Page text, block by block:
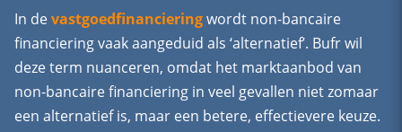
In devastgoedfinancieringwordt non-bancaire
financiering vaak aangeduid als ‘alternatief’. Bufr wil
deze term nuanceren, omdat het marktaanbod van
non-bancaire financiering in veel gevallen niet zomaar
een alternatief is, maar een betere, effectievere keuze.